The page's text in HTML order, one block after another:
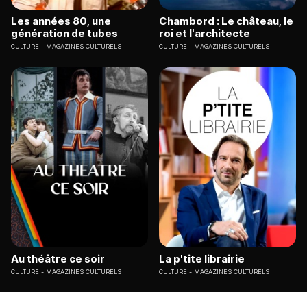
Les années 80, une
génération de tubes
CULTURE MAGAZINES CULTURELS
Chambord : Le château, le
roi et l'architecte
CULTURE MAGAZINES CULTURELS
Au théâtre ce soir
CULTURE MAGAZINES CULTURELS
La p'tite librairie
CULTURE MAGAZINES CULTURELS